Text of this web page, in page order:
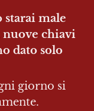
starai male
nuove chiavi
dato solo
giorno si